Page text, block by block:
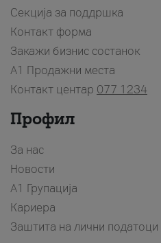
Секција за поддршка
Контакт форма
Закажи бизнис состанок
A1 Продажни места
Контакт центар 077 1234
Профил
За нас
Новости
А1 Групација
Кариера
Заштита на лични податоци